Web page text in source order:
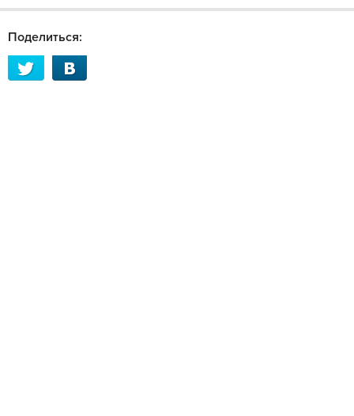
Поделиться: